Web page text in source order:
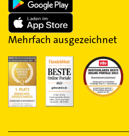
Mehrfach ausgezeichnet